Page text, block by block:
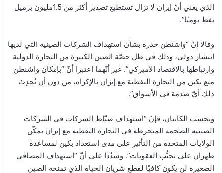
الذي يعني أنّ إيران لا تزال تستطيع تصدير أكثر من 1.5مليون برميل
نفط يوميًا”.
وقالا إنّ “واشنطن حذرة بشأن استهداف الشركات الصينية التي لديها
انتشار دولي، وذلك في ظل حصّة الصين الكبيرة من التجارة الدولية
وارتباطها بالاقتصاد الأميركي”. غير أنّهما اعتبرا أنّ “بإمكان واشنطن
منع بكين من التجارة النفطية مع إيران بالإكراه، من دون أن يُحدِث
ذلك أيّ صدمة في الأسواق”.
وبحسب الكاتبان، فإنّ “استهداف ضبّاط الشركات في الشركات
الصينية الضخمة المنخرطة في التجارة النفطية مع إيران يمكّن
الولايات المتحدة من التأثير على مدى استعداد بكين لمساعدة
طهران على تجنُّب العقوبات”. وشدّدا على أنّ “استهداف المصافي
الصغيرة لن يكون كافيًا لقطع شريان الحياة الذي تمنحه الصين